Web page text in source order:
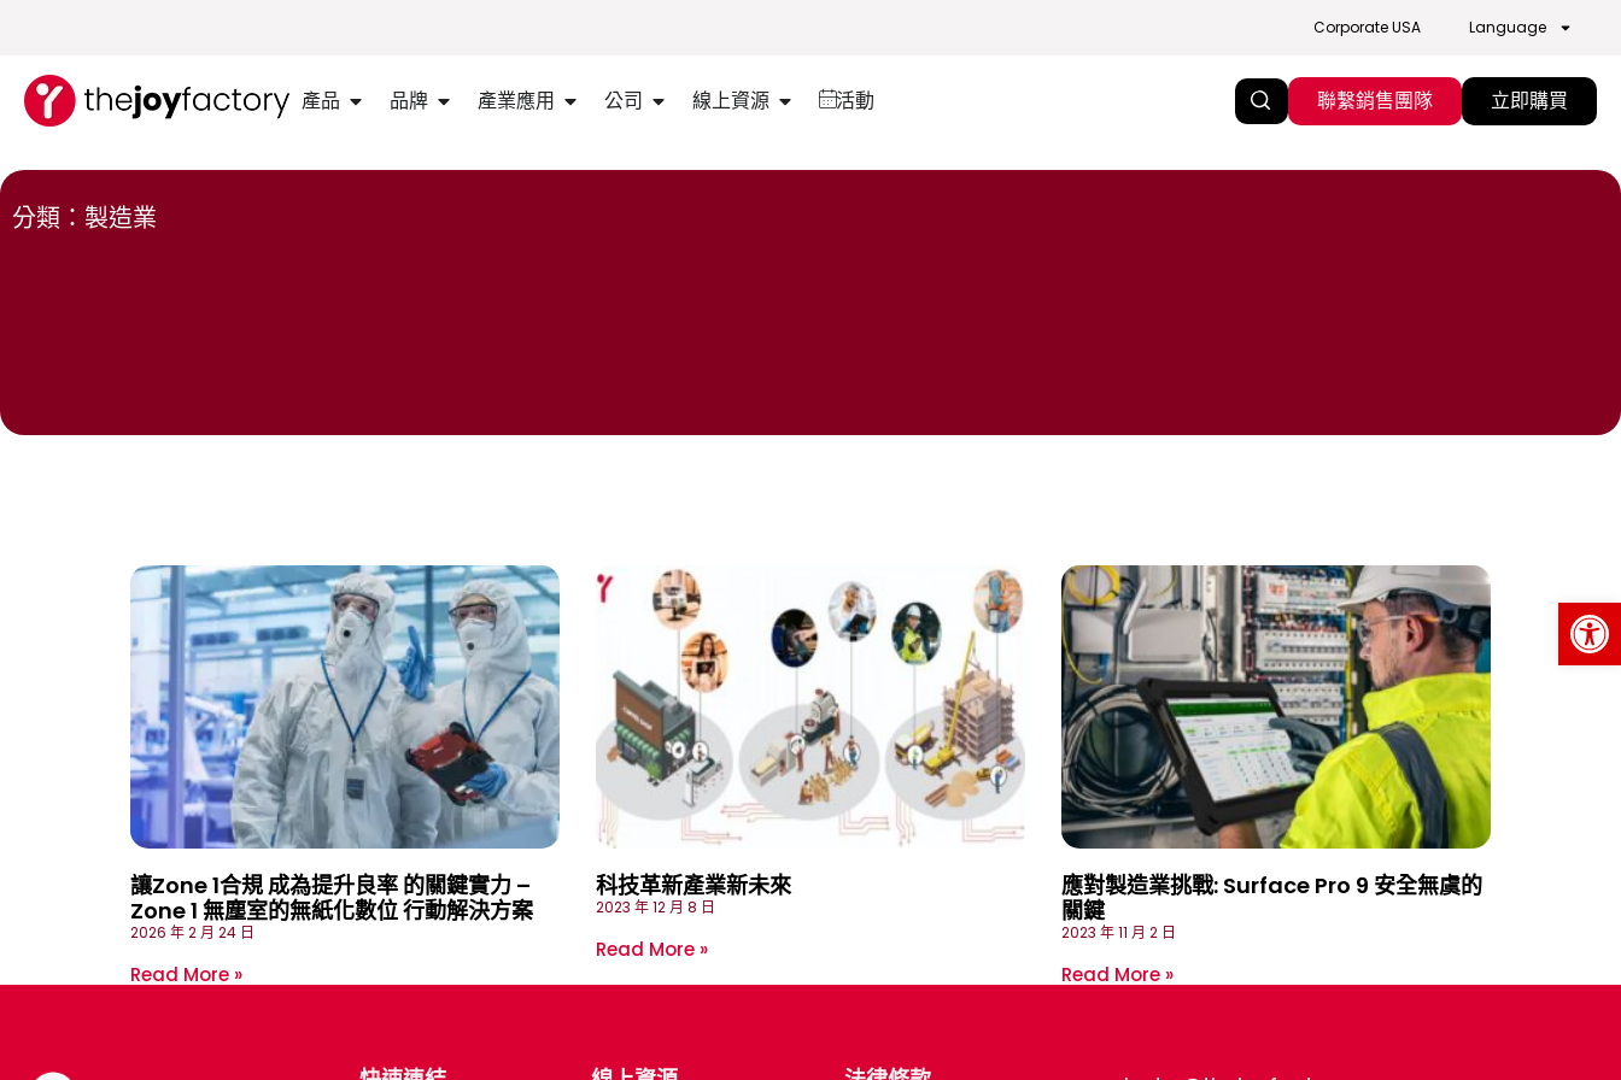
Corporate USA Language
產品 品牌 產業應用 公司 線上資源 活動 聯繫銷售團隊 立即購買
分類：製造業
讓Zone 1合規 成為提升良率 的關鍵實力 –
Zone 1 無塵室的無紙化數位 行動解決方案
2026 年 2 月 24 日
Read More »
科技革新產業新未來
2023 年 12 月 8 日
Read More »
應對製造業挑戰: Surface Pro 9 安全無虞的
關鍵
2023 年 11 月 2 日
Read More »